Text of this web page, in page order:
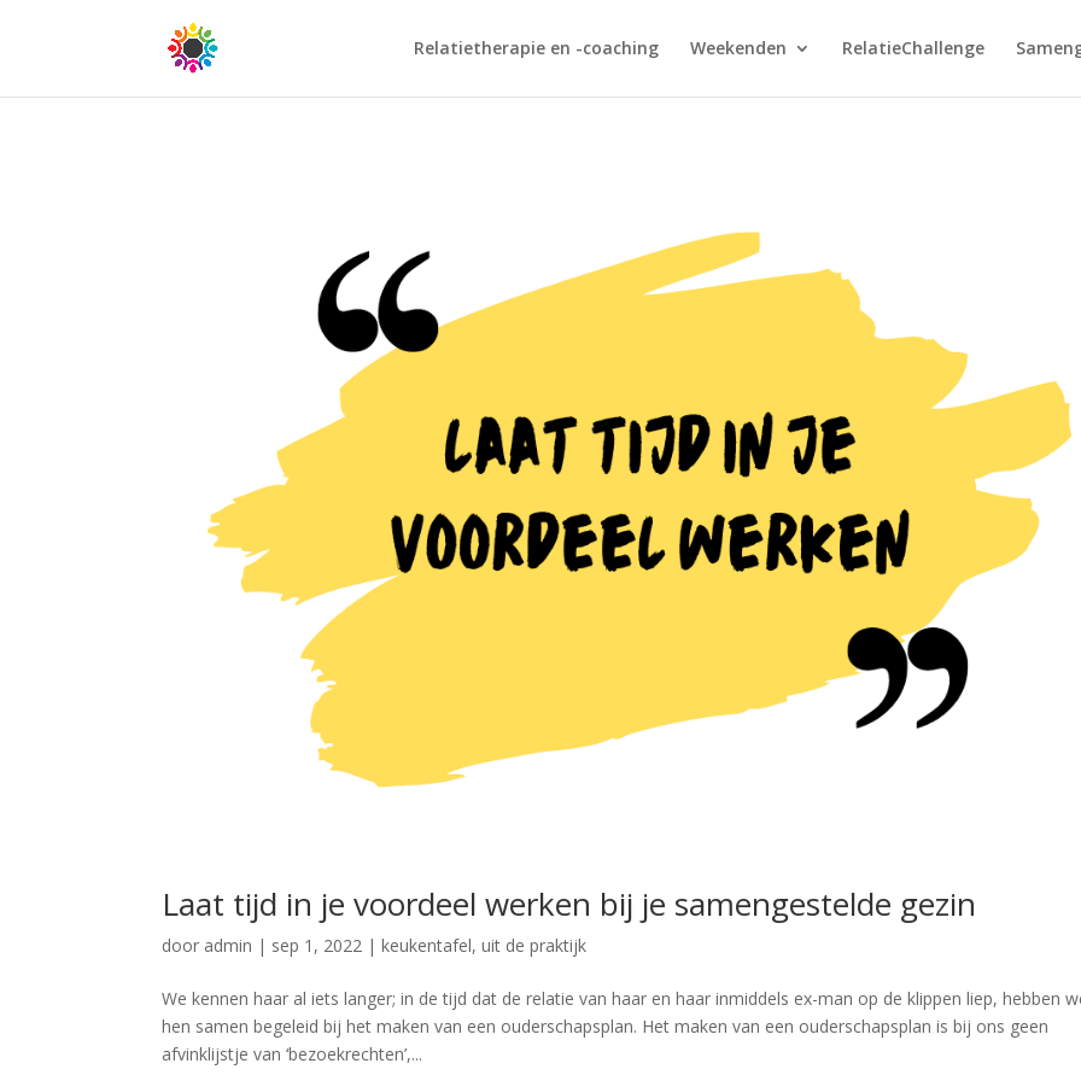
Relatietherapie en -coaching Weekenden RelatieChallenge
Laat tijd in je voordeel werken bij je samengestelde gezin
door admin | sep 1, 2022 |keukentafel,uit de praktijk
We kennen haar al iets langer; in de tijd dat de relatie van haar en haar inmiddels ex-man op de klippen liep, hebben
hen samen begeleid bij het maken van een ouderschapsplan. Het maken van een ouderschapsplan is bij ons geen
afvinklijstje van ‘bezoekrechten’,...